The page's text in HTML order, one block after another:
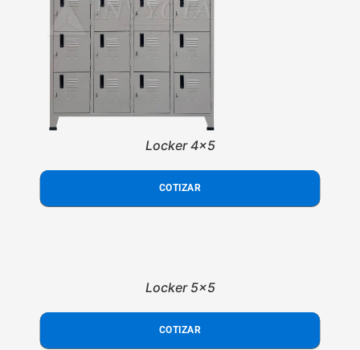
Locker 4x5
COTIZAR
Locker 5x5
COTIZAR